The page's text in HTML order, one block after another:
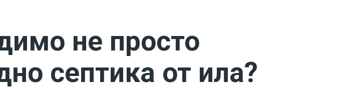
не просто
септика от ила?